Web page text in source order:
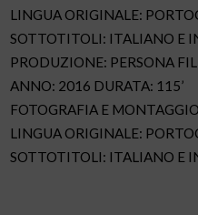
LINGUA ORIGINALE:
SOTTOTITOLI: ITALIANO E
PRODUZIONE: PERSONA
ANNO: 2016 DURATA: 115’
FOTOGRAFIA E
LINGUA ORIGINALE:
SOTTOTITOLI: ITALIANO E